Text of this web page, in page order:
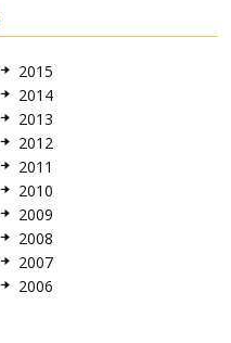
2015
2014
2013
2012
2011
2010
2009
2008
2007
2006